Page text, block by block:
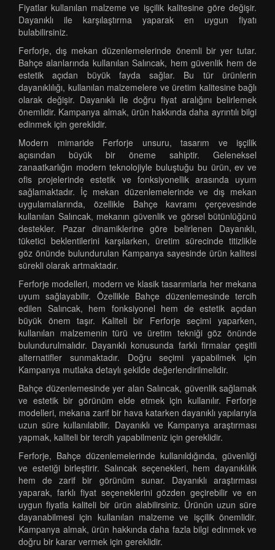
Fiyatlar kullanılan malzeme ve işçilik kalitesine göre değişir.
Dayanıklı ile karşılaştırma yaparak en uygun fiyatı
bulabilirsiniz.
Ferforje, dış mekan düzenlemelerinde önemli bir yer tutar.
Bahçe alanlarında kullanılan Salıncak, hem güvenlik hem de
estetik açıdan büyük fayda sağlar. Bu tür ürünlerin
dayanıklılığı, kullanılan malzemelere ve üretim kalitesine bağlı
olarak değişir. Dayanıklı ile doğru fiyat aralığını belirlemek
önemlidir. Kampanya almak, ürün hakkında daha ayrıntılı bilgi
edinmek için gereklidir.
Modern mimaride Ferforje unsuru, tasarım ve işçilik
açısından büyük bir öneme sahiptir. Geleneksel
zanaatkarlığın modern teknolojiyle buluştuğu bu ürün, ev ve
ofis projelerinde estetik ve fonksiyonellik arasında uyum
sağlamaktadır. İç mekan düzenlemelerinde ve dış mekan
uygulamalarında, özellikle Bahçe kavramı çerçevesinde
kullanılan Salıncak, mekanın güvenlik ve görsel bütünlüğünü
destekler. Pazar dinamiklerine göre belirlenen Dayanıklı,
tüketici beklentilerini karşılarken, üretim sürecinde titizlikle
göz önünde bulundurulan Kampanya sayesinde ürün kalitesi
sürekli olarak artmaktadır.
Ferforje modelleri, modern ve klasik tasarımlarla her mekana
uyum sağlayabilir. Özellikle Bahçe düzenlemesinde tercih
edilen Salıncak, hem fonksiyonel hem de estetik açıdan
büyük önem taşır. Kaliteli bir Ferforje seçimi yaparken,
kullanılan malzemenin türü ve üretim tekniği göz önünde
bulundurulmalıdır. Dayanıklı konusunda farklı firmalar çeşitli
alternatifler sunmaktadır. Doğru seçimi yapabilmek için
Kampanya mutlaka detaylı şekilde değerlendirilmelidir.
Bahçe düzenlemesinde yer alan Salıncak, güvenlik sağlamak
ve estetik bir görünüm elde etmek için kullanılır. Ferforje
modelleri, mekana zarif bir hava katarken dayanıklı yapılarıyla
uzun süre kullanılabilir. Dayanıklı ve Kampanya araştırması
yapmak, kaliteli bir tercih yapabilmeniz için gereklidir.
Ferforje, Bahçe düzenlemelerinde kullanıldığında, güvenliği
ve estetiği birleştirir. Salıncak seçenekleri, hem dayanıklılık
hem de zarif bir görünüm sunar. Dayanıklı araştırması
yaparak, farklı fiyat seçeneklerini gözden geçirebilir ve en
uygun fiyatla kaliteli bir ürün alabilirsiniz. Ürünün uzun süre
dayanabilmesi için kullanılan malzeme ve işçilik önemlidir.
Kampanya almak, ürün hakkında daha fazla bilgi edinmek ve
doğru bir karar vermek için gereklidir.